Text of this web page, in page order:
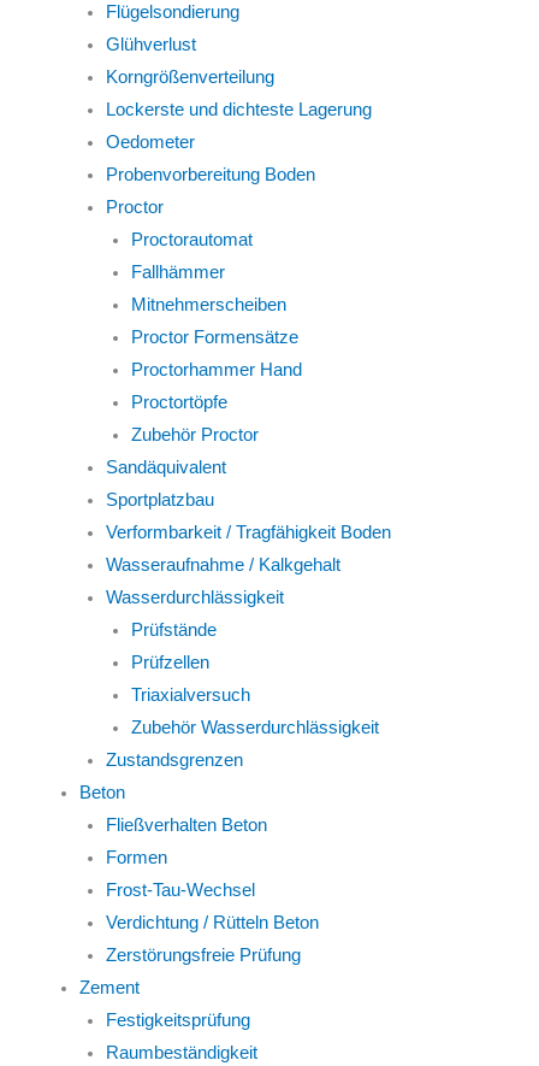
Flügelsondierung
Glühverlust
Korngrößenverteilung
Lockerste und dichteste Lagerung
Oedometer
Probenvorbereitung Boden
Proctor
Proctorautomat
Fallhämmer
Mitnehmerscheiben
Proctor Formensätze
Proctorhammer Hand
Proctortöpfe
Zubehör Proctor
Sandäquivalent
Sportplatzbau
Verformbarkeit / Tragfähigkeit Boden
Wasseraufnahme / Kalkgehalt
Wasserdurchlässigkeit
Prüfstände
Prüfzellen
Triaxialversuch
Zubehör Wasserdurchlässigkeit
Zustandsgrenzen
Beton
Fließverhalten Beton
Formen
Frost-Tau-Wechsel
Verdichtung / Rütteln Beton
Zerstörungsfreie Prüfung
Zement
Festigkeitsprüfung
Raumbeständigkeit